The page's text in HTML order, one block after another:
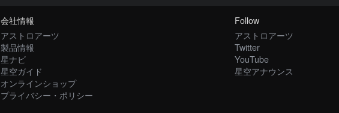
会社情報
アストロアーツ
製品情報
星ナビ
星空ガイド
オンラインショップ
プライバシー・ポリシー
Follow
アストロアーツ
Twitter
YouTube
星空アナウンス